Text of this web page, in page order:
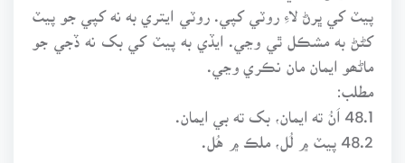
پيٽ کي ڀرڻ لاءِ روٽي کپي. روٽي ايتري به نه کپي جو پيٽ
کڻڻ به مشڪل ٿي وڃي. ايڏي به پيٽ کي بک نه ڏجي جو
ماڻھو ايمان مان نڪري وڃي.
مطلب:
48.1 اَنُ ته ايمان، بک ته بي ايمان.